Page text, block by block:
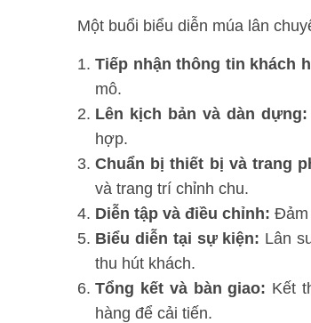
Một buổi biểu diễn múa lân
Tiếp nhận thông tin khách
mô.
Lên kịch bản và dàn dựng:
hợp.
Chuẩn bị thiết bị và trang
và trang trí chỉnh chu.
Diễn tập và điều chỉnh: Đảm
Biểu diễn tại sự kiện: Lân
thu hút khách.
Tổng kết và bàn giao: Kết
hàng để cải tiến.